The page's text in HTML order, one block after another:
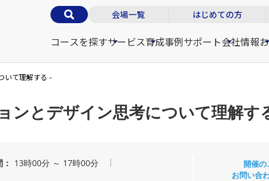
会場一覧 はじめての方
コースを探すサービス育成事例サポート会社情報
いて理解する -
ンとデザイン思考について理解す
13時00分 ～ 17時00分
開催の
お問い合